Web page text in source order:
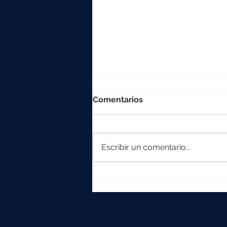
Comentarios
Escribir un comentario...